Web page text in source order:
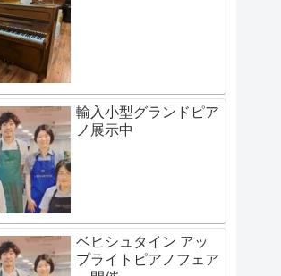
輸入小型グランドピア
ノ展示中
ベヒシュタイン アッ
プライトピアノフェア